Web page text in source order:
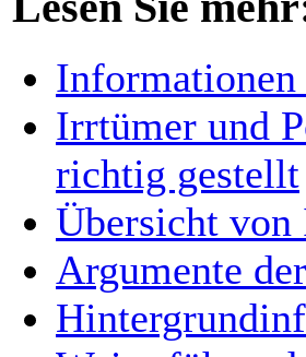
Informationen
Irrtümer und
richtig gestellt
Übersicht von
Argumente